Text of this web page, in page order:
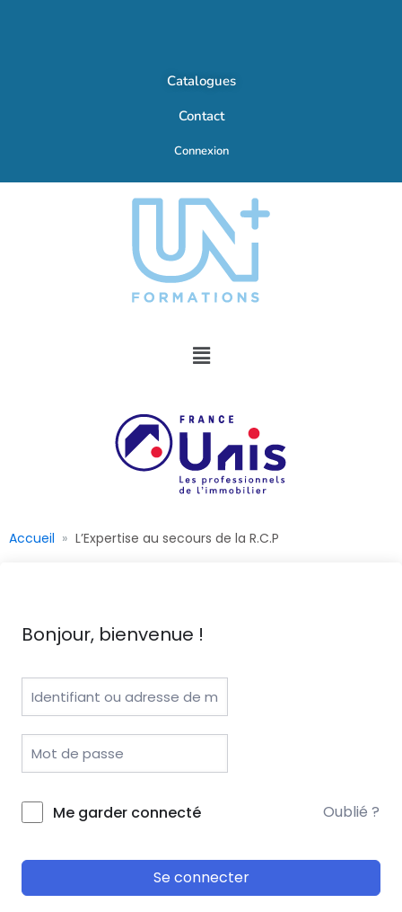
Catalogues
Contact
Connexion
Accueil L’Expertise au secours de la R.C.P
Bonjour, bienvenue !
Me garder connecté Oublié ?
Se connecter